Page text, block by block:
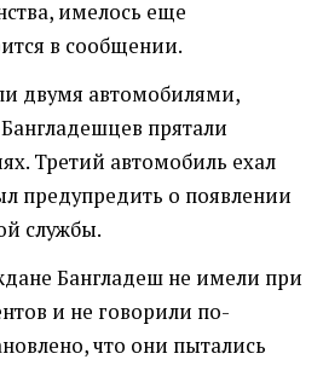
имелось еще
в сообщении.
двумя автомобилями,
прятали
Третий автомобиль ехал
предупредить о появлении
службы.
Бангладеш не имели при
и не говорили по-
что они пытались